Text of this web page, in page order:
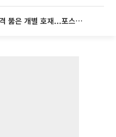
[증시키워드] 반도체 충격 뚫은 개별 호재...포스코퓨처엠·에코프로·한화솔루션 '눈길'